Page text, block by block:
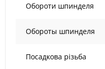
Обороти шпинделя
Обороты шпинделя
Посадкова різьба